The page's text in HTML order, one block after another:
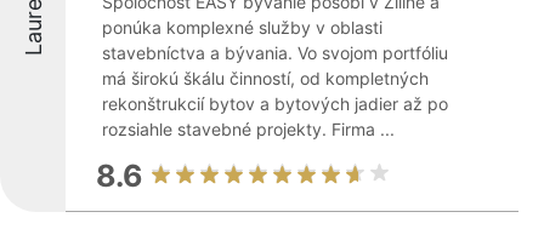
ponúka komplexné služby v oblasti
stavebníctva a bývania. Vo svojom portfóliu
má širokú škálu činností, od kompletných
rekonštrukcií bytov a bytových jadier až po
rozsiahle stavebné projekty. Firma ...
8.6